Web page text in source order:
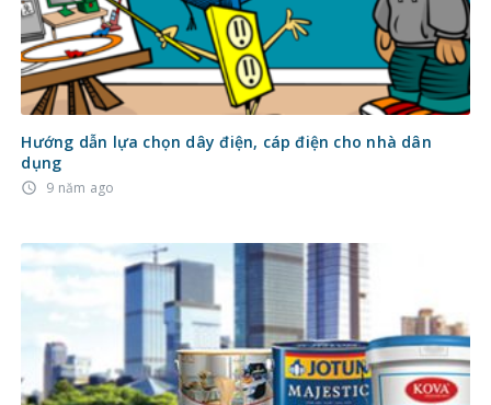
Hướng dẫn lựa chọn dây điện, cáp điện cho nhà dân
dụng
access_time 9 năm ago